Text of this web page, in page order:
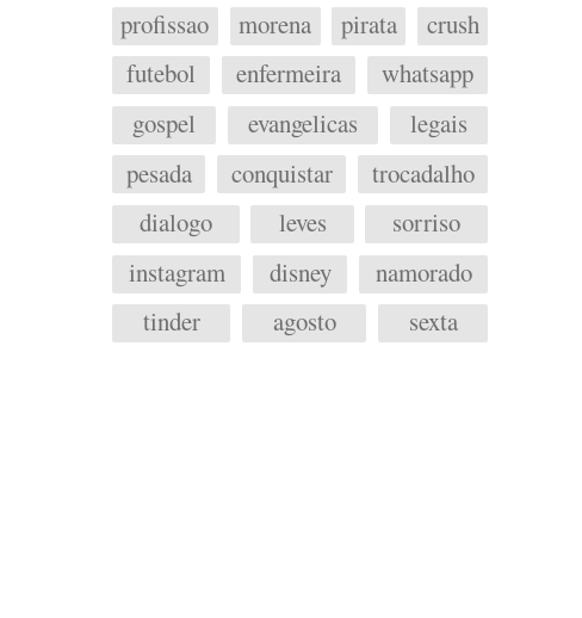
profissao
morena pirata
crush
futebol
enfermeira
whatsapp
gospel
evangelicas
legais
pesada
conquistar
trocadalho
dialogo
leves
sorriso
instagram
disney
namorado
tinder
agosto sexta